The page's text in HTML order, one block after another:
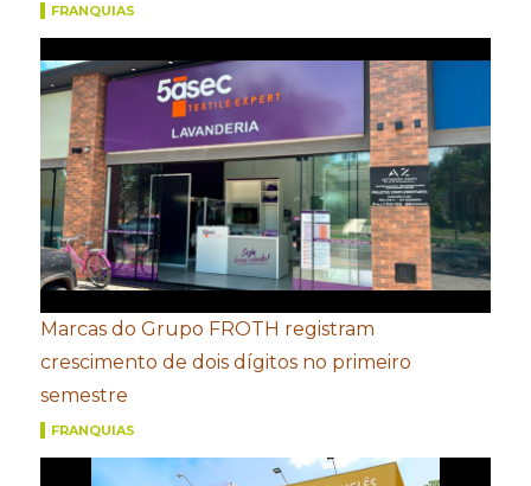
FRANQUIAS
Marcas do Grupo FROTH registram
crescimento de dois dígitos no primeiro
semestre
FRANQUIAS